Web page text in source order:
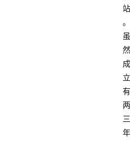
站
。
虽
然
成
立
有
两
三
年